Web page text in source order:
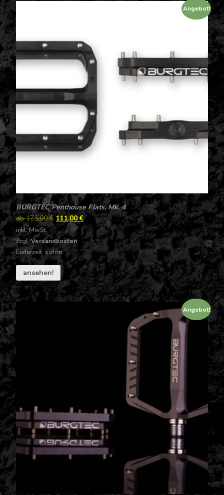
Angebot!
BURGTEC Penthouse Flats, Mk. 4
ab175,00€ 111,00€
inkl. MwSt.
zzgl.Versandkosten
Lieferzeit: sofort
ansehen!
Angebot!